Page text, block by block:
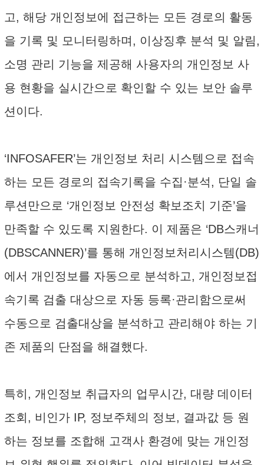
고, 해당 개인정보에 접근하는 모든 경로의 활동
을 기록 및 모니터링하며, 이상징후 분석 및 알림,
소명 관리 기능을 제공해 사용자의 개인정보 사
용 현황을 실시간으로 확인할 수 있는 보안 솔루
션이다.
‘INFOSAFER’는 개인정보 처리 시스템으로 접속
하는 모든 경로의 접속기록을 수집·분석, 단일 솔
루션만으로 ‘개인정보 안전성 확보조치 기준’을
만족할 수 있도록 지원한다. 이 제품은 ‘DB스캐너
(DBSCANNER)’를 통해 개인정보처리시스템(DB)
에서 개인정보를 자동으로 분석하고, 개인정보접
속기록 검출 대상으로 자동 등록·관리함으로써
수동으로 검출대상을 분석하고 관리해야 하는 기
존 제품의 단점을 해결했다.
특히, 개인정보 취급자의 업무시간, 대량 데이터
조회, 비인가 IP, 정보주체의 정보, 결과값 등 원
하는 정보를 조합해 고객사 환경에 맞는 개인정